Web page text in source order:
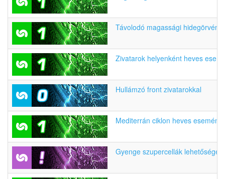
Távolodó magassági
Zivatarok helyenként heves
Hullámzó front zivatarokkal
Mediterrán ciklon heves
Gyenge szupercellák lehetősége